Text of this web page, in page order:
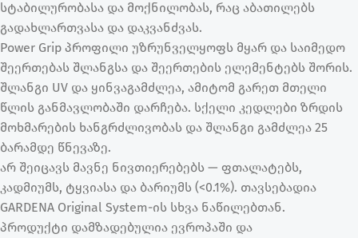
სტაბილურობასა და მოქნილობას, რაც აბათილებს
გადახლართვასა და დაკვანძვას.
Power Grip პროფილი უზრუნველყოფს მყარ და საიმედო
შეერთებას შლანგსა და შეერთების ელემენტებს შორის.
შლანგი UV და ყინვაგამძლეა, ამიტომ გარეთ მთელი
წლის განმავლობაში დარჩება. სქელი კედლები ზრდის
მოხმარების ხანგრძლივობას და შლანგი გამძლეა 25
ბარამდე წნევაზე.
არ შეიცავს მავნე ნივთიერებებს — ფთალატებს,
კადმიუმს, ტყვიასა და ბარიუმს (<0.1%). თავსებადია
GARDENA Original System-ის სხვა ნაწილებთან.
პროდუქტი დამზადებულია ევროპაში და